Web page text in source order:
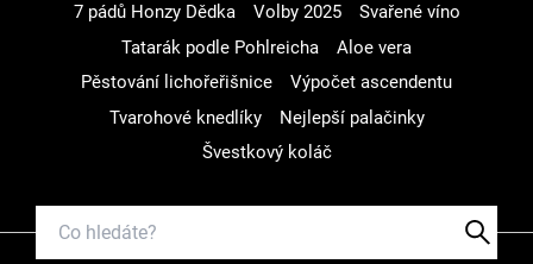
7 pádů Honzy Dědka
Volby 2025
Svařené víno
Tatarák podle Pohlreicha
Aloe vera
Pěstování lichořeřišnice
Výpočet ascendentu
Tvarohové knedlíky
Nejlepší palačinky
Švestkový koláč